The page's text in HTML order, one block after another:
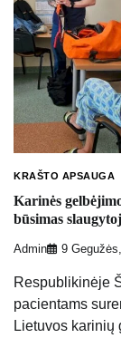
KRAŠTO APSAUGA
Karinės
būsimas
Admin 9
Respublikinėje
pacientams
Lietuvos karinių